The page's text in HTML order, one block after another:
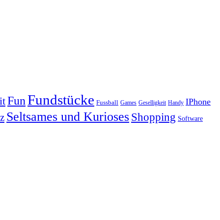
FunFundstücke Fussball Games Geselligkeit Handy IPhone
Seltsames und KuriosesShopping Software